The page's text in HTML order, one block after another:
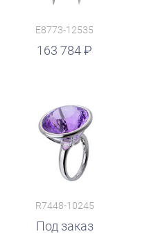
E8773-12535
163 784
руб.
R7448-10245
Под заказ